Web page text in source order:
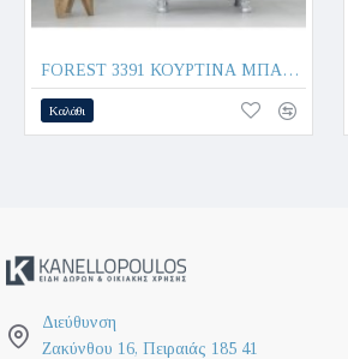
FOREST 3391 ΚΟΥΡΤΙΝΑ ΜΠΑΝΙΟΥ 180x200cm 100% POLYESTER - MAX HOME®
Καλάθι
Διεύθυνση
Ζακύνθου 16, Πειραιάς 185 41